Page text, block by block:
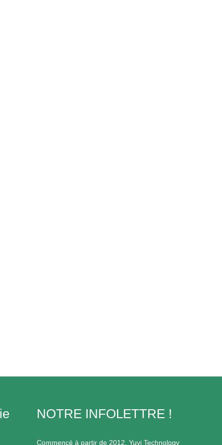
NOTRE INFOLETTRE !
Commencé à partir de 2012, Yuyi Technology